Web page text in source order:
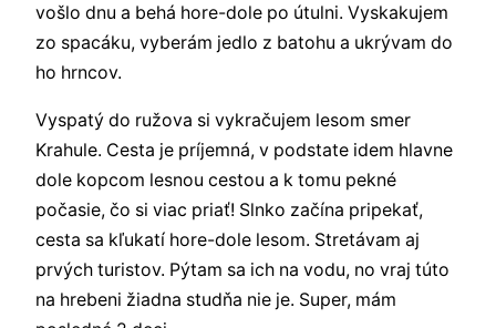
vošlo dnu a behá hore-dole po útulni. Vyskakujem
zo spacáku, vyberám jedlo z batohu a ukrývam do
ho hrncov.
Vyspatý do ružova si vykračujem lesom smer
Krahule. Cesta je príjemná, v podstate idem hlavne
dole kopcom lesnou cestou a k tomu pekné
počasie, čo si viac priať! Slnko začína pripekať,
cesta sa kľukatí hore-dole lesom. Stretávam aj
prvých turistov. Pýtam sa ich na vodu, no vraj túto
na hrebeni žiadna studňa nie je. Super, mám